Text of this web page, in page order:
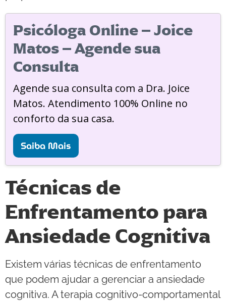
Psicóloga Online – Joice
Matos – Agende sua
Consulta
Agende sua consulta com a Dra. Joice
Matos. Atendimento 100% Online no
conforto da sua casa.
Saiba Mais
Técnicas de
Enfrentamento para
Ansiedade Cognitiva
Existem várias técnicas de enfrentamento
que podem ajudar a gerenciar a ansiedade
cognitiva. A terapia cognitivo-comportamental